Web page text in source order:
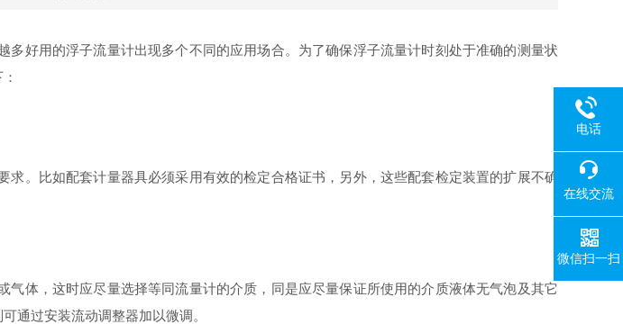
好用的浮子流量计出现多个不同的应用场合。为了确保浮子流量计时刻处于准确的测量状
。比如配套计量器具必须采用有效的检定合格证书，另外，这些配套检定装置的扩展不确
体，这时应尽量选择等同流量计的介质，同是应尽量保证所使用的介质液体无气泡及其它
通过安装流动调整器加以微调。
电话
在线交流
微信扫一扫